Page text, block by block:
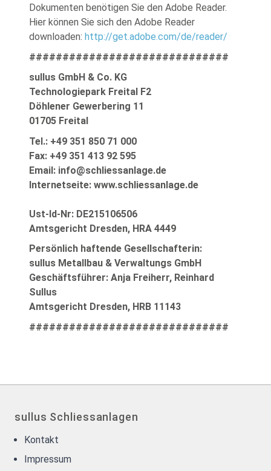
Dokumenten benötigen Sie den Adobe Reader.
Hier können Sie sich den Adobe Reader
downloaden: http://get.adobe.com/de/reader/
##############################
sullus GmbH & Co. KG
Technologiepark Freital F2
Döhlener Gewerbering 11
01705 Freital
Tel.: +49 351 850 71 000
Fax: +49 351 413 92 595
Email: info@schliessanlage.de
Internetseite: www.schliessanlage.de
Ust-Id-Nr: DE215106506
Amtsgericht Dresden, HRA 4449
Persönlich haftende Gesellschafterin:
sullus Metallbau & Verwaltungs GmbH
Geschäftsführer: Anja Freiherr, Reinhard
Sullus
Amtsgericht Dresden, HRB 11143
##############################
sullus Schliessanlagen
Kontakt
Impressum